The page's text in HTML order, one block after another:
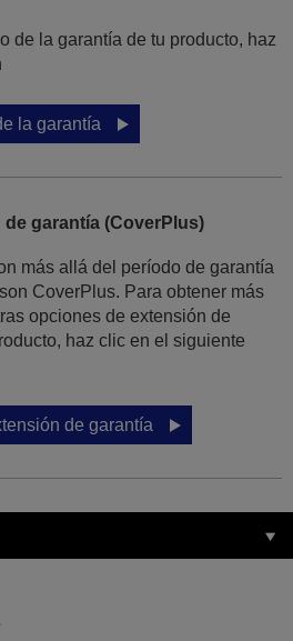
de la garantía de tu producto, haz
la garantía
garantía (CoverPlus)
más allá del período de garantía
CoverPlus. Para obtener más
opciones de extensión de
haz clic en el siguiente
de garantía